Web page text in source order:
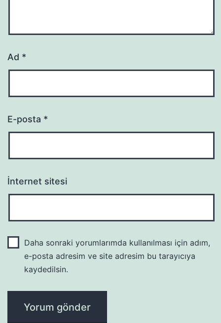
Ad *
E-posta *
İnternet sitesi
Daha sonraki yorumlarımda kullanılması için adım,
e-posta adresim ve site adresim bu tarayıcıya
kaydedilsin.